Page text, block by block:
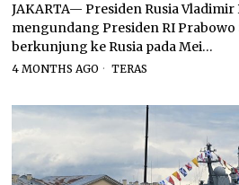
JAKARTA— Presiden Rusia
mengundang Presiden RI
berkunjung ke Rusia pada Mei…
4 MONTHS AGO TERAS